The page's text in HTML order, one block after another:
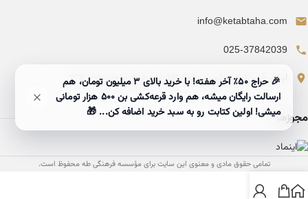
info@ketabtaha.com
025-37842039
ایران، قم، بلوار معلم، مجتمع ناشران، طبقه سوم، واحد ۳۱۴
مجوزها
تمامی حقوق مادی و معنوی این سایت برای مؤسسه فرهنگی طه محفوظ است.
🎉 حراج ۵۰٪ آخر هفته! با خرید بالای 3 میلیون تومان، هم
ارسالت رایگان میشه، هم وارد قرعه‌کشی بن ۵۰۰ هزار تومانی
میشی! اولین کتابت رو به سبد خرید اضافه کن... 🎁